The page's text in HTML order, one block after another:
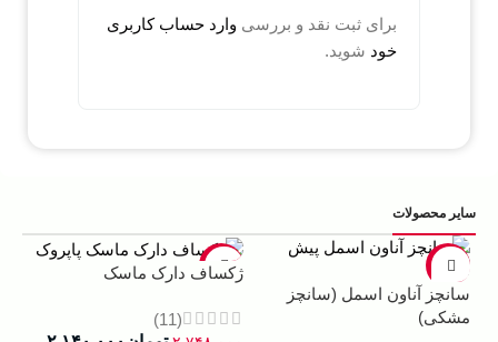
برای ثبت نقد و بررسی وارد حساب کاربری
خود شوید.
سایر محصولات
-13%
سانچز آناون اسمل (سانچز
مشکی)
-22%
ژکساف دارک ماسک
(11)